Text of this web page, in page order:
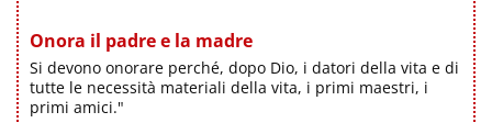
Onora il padre e la madre
Si devono onorare perché, dopo Dio, i datori della vita e di
tutte le necessità materiali della vita, i primi maestri, i
primi amici."